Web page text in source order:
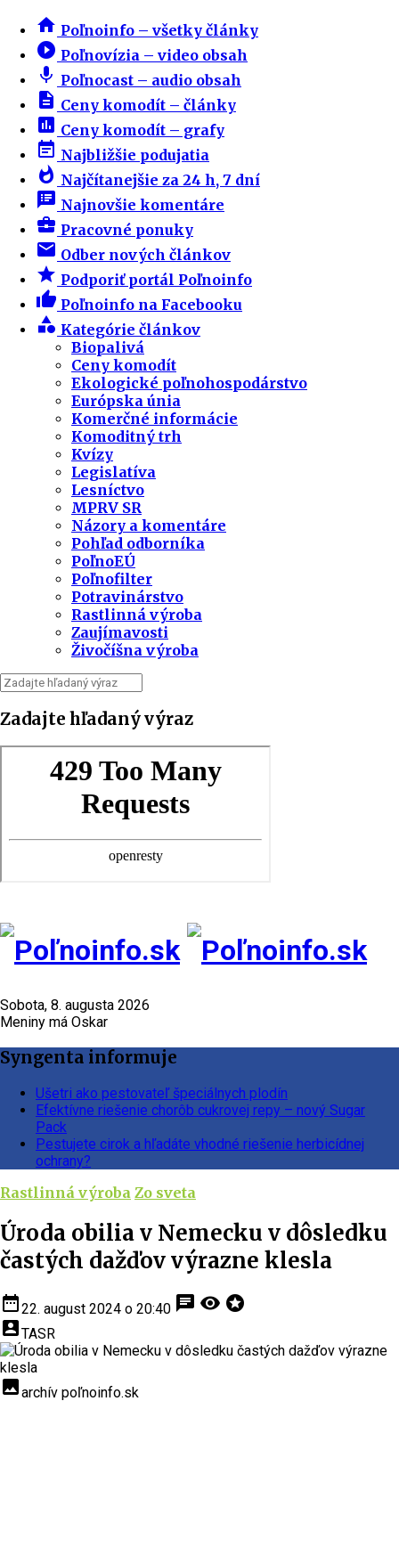
home Poľnoinfo – všetky články
play_circle_filled Poľnovízia – video obsah
mic Poľnocast – audio obsah
description Ceny komodít – články
insert_chart Ceny komodít – grafy
event_note Najbližšie podujatia
whatshot Najčítanejšie za 24 h, 7 dní
speaker_notes Najnovšie komentáre
business_center Pracovné ponuky
email Odber nových článkov
star Podporiť portál Poľnoinfo
thumb_up Poľnoinfo na Facebooku
category Kategórie článkov
Biopalivá
Ceny komodít
Ekologické poľnohospodárstvo
Európska únia
Komerčné informácie
Komoditný trh
Kvízy
Legislatíva
Lesníctvo
MPRV SR
Názory a komentáre
Pohľad odborníka
PoľnoEÚ
Poľnofilter
Potravinárstvo
Rastlinná výroba
Zaujímavosti
Živočíšna výroba
Zadajte hľadaný výraz
Sobota, 8. augusta 2026
Meniny má Oskar
Syngenta informuje
Ušetri ako pestovateľ špeciálnych plodín
Efektívne riešenie chorôb cukrovej repy – nový Sugar
Pack
Pestujete cirok a hľadáte vhodné riešenie herbicídnej
ochrany?
Rastlinná výroba Zo sveta
Úroda obilia v Nemecku v dôsledku
častých dažďov výrazne klesla
date_range22. august 2024 o 20:40 chat visibility stars
account_boxTASR
insert_photoarchív poľnoinfo.sk